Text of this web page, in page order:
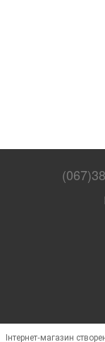
Інтернет-магазин